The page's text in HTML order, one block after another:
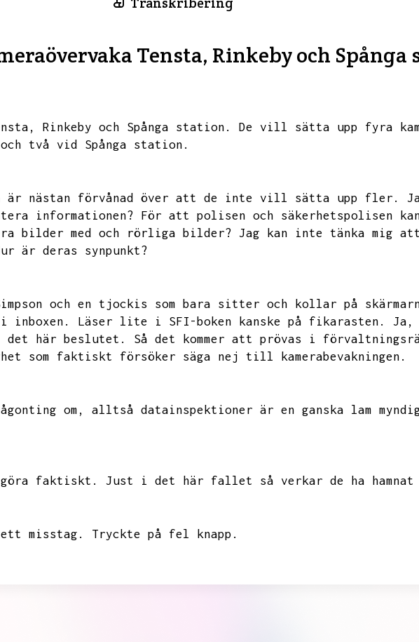
Tensta, Rinkeby och Spånga
Rinkeby och Spånga station.
De vill sätta upp fyra
två vid Spånga station.
är nästan förvånad över att de inte vill sätta upp fler.
informationen?
För att polisen och säkerhetspolisen
bilder med och rörliga bilder? Jag kan inte tänka mig
är deras synpunkt?
och en tjockis som bara sitter och kollar på
inboxen. Läser lite i SFI-boken kanske på fikarasten. Ja,
det här beslutet.
Så det kommer att prövas i
som faktiskt försöker säga nej till kamerabevakningen.
om, alltså datainspektioner är en ganska lam
göra faktiskt. Just i det här fallet så verkar de ha
misstag. Tryckte på fel knapp.